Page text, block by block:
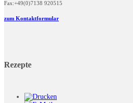
Fax:+49(0)7138 920515
zum Kontaktformular
Rezepte